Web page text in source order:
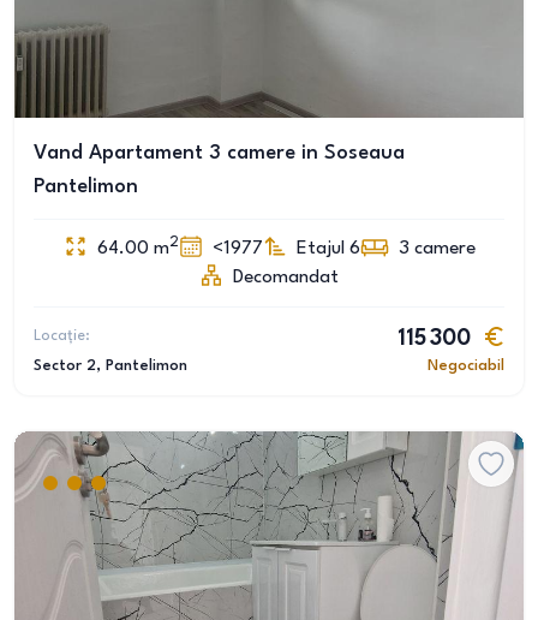
Vand Apartament 3 camere in Soseaua
Pantelimon
64.00 m2 <1977 Etajul 6 3 camere
Decomandat
Locație:
Sector 2, Pantelimon
115 300
Negociabil